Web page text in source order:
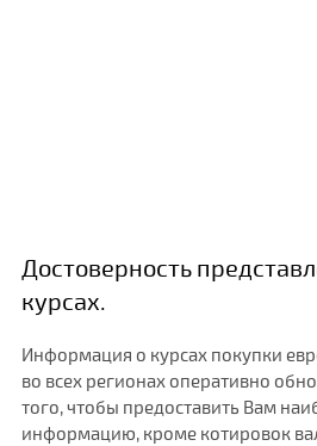
Достоверность
курсах.
Информация о курсах покупки
во всех регионах оперативно
того, чтобы предоставить Вам
информацию, кроме котировок